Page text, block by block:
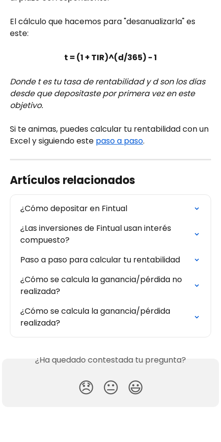
El cálculo que hacemos para "desanualizarla" es
este:
t = (1 + TIR)^(d/365) - 1
Donde t es tu tasa de rentabilidad y d son los días
desde que depositaste por primera vez en este
objetivo.
Si te animas, puedes calcular tu rentabilidad con un
Excel y siguiendo este paso a paso.
Artículos relacionados
¿Cómo depositar en Fintual
¿Las inversiones de Fintual usan interés
compuesto?
Paso a paso para calcular tu rentabilidad
¿Cómo se calcula la ganancia/pérdida no
realizada?
¿Cómo se calcula la ganancia/pérdida
realizada?
¿Ha quedado contestada tu pregunta?
😞 😐 😃